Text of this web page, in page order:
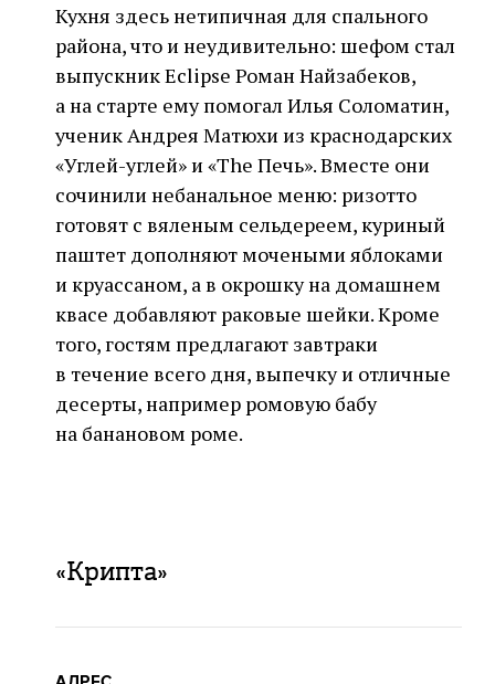
Кухня здесь нетипичная для спального
района, что и неудивительно: шефом стал
выпускник Eclipse Роман Найзабеков,
а на старте ему помогал Илья Соломатин,
ученик Андрея Матюхи из краснодарских
«Углей-углей» и «The Печь». Вместе они
сочинили небанальное меню: ризотто
готовят с вяленым сельдереем, куриный
паштет дополняют мочеными яблоками
и круассаном, а в окрошку на домашнем
квасе добавляют раковые шейки. Кроме
того, гостям предлагают завтраки
в течение всего дня, выпечку и отличные
десерты, например ромовую бабу
на банановом роме.
«Крипта»